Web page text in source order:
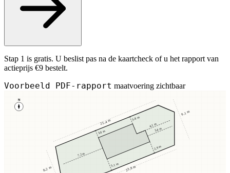
Stap 1 is gratis. U beslist pas na de kaartcheck of u het rapport van
actieprijs €9 bestelt.
Voorbeeld PDF-rapport maatvoering zichtbaar
N
3,8 m
3,8 m
5,1 m
2,9 m
7,2 m
3,4 m
4,1 m
25,4 m
23,8 m
8,2 m
9,1 m